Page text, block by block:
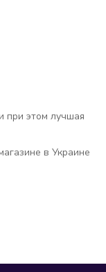
при этом лучшая
в Украине